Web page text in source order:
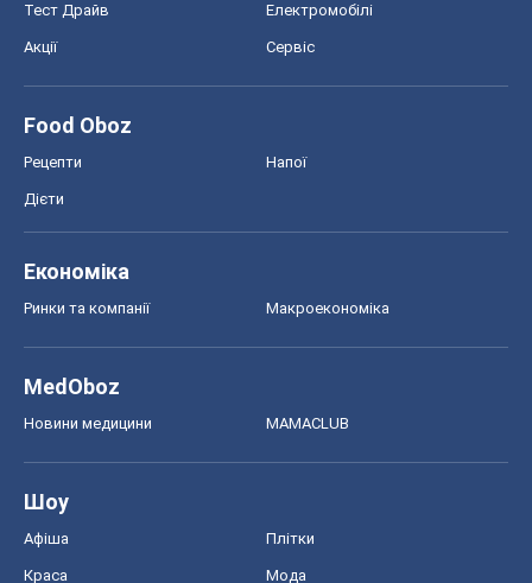
Тест Драйв Електромобілі
Акції Сервіс
Food Oboz
Рецепти Напої
Дієти
Економіка
Ринки та компанії Макроекономіка
MedOboz
Новини медицини MAMACLUB
Шоу
Афіша Плітки
Краса Мода